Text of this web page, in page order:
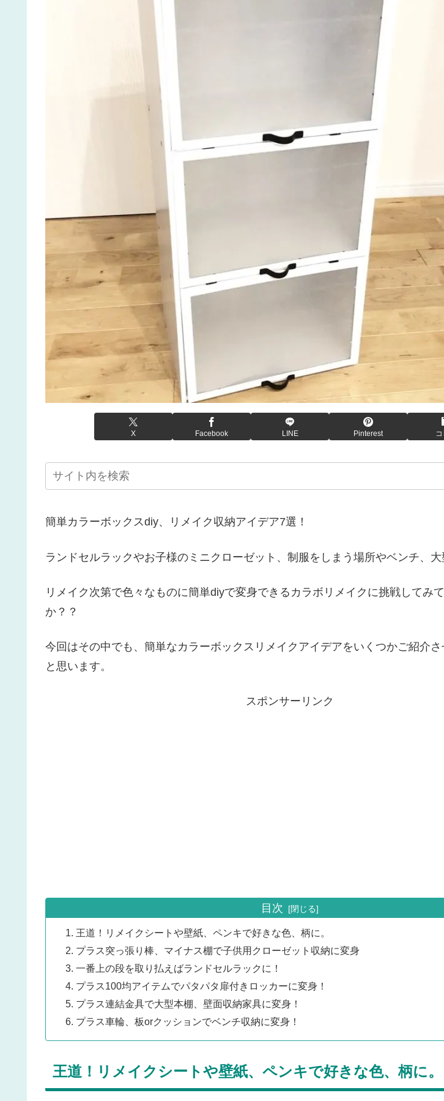
X Facebook LINE Pinterest
簡単カラーボックスdiy、リメイク収納アイデア7選！
ランドセルラックやお子様のミニクローゼット、制服をしまう場所やベンチ、大
リメイク次第で色々なものに簡単diyで変身できるカラボリメイクに挑戦してみ
か？？
今回はその中でも、簡単なカラーボックスリメイクアイデアをいくつかご紹介
と思います。
スポンサーリンク
目次
王道！リメイクシートや壁紙、ペンキで好きな色、柄に。
プラス突っ張り棒、マイナス棚で子供用クローゼット収納に変身
一番上の段を取り払えばランドセルラックに！
プラス100均アイテムでパタパタ扉付きロッカーに変身！
プラス連結金具で大型本棚、壁面収納家具に変身！
プラス車輪、板orクッションでベンチ収納に変身！
王道！リメイクシートや壁紙、ペンキで好きな色、柄に。